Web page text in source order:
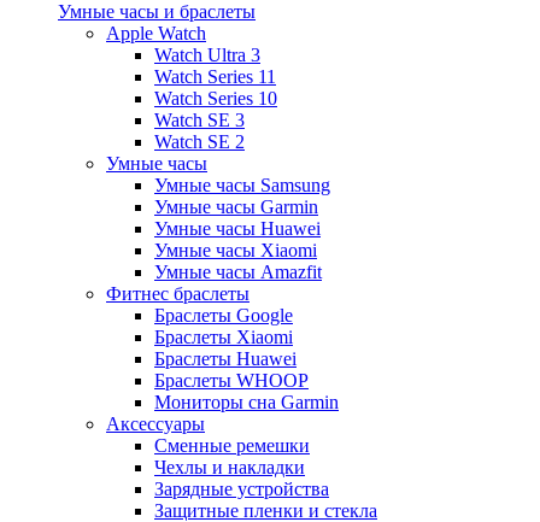
Умные часы и браслеты
Apple Watch
Watch Ultra 3
Watch Series 11
Watch Series 10
Watch SE 3
Watch SE 2
Умные часы
Умные часы Samsung
Умные часы Garmin
Умные часы Huawei
Умные часы Xiaomi
Умные часы Amazfit
Фитнес браслеты
Браслеты Google
Браслеты Xiaomi
Браслеты Huawei
Браслеты WHOOP
Мониторы сна Garmin
Аксессуары
Сменные ремешки
Чехлы и накладки
Зарядные устройства
Защитные пленки и стекла